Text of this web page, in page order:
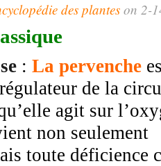
des plantes on 2-
: La pervenche
de la
agit sur
non seulement
toute déficience